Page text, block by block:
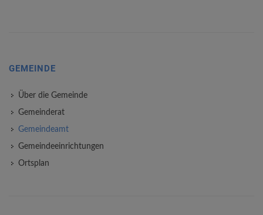
GEMEINDE
Über die Gemeinde
Gemeinderat
Gemeindeamt
Gemeindeeinrichtungen
Ortsplan